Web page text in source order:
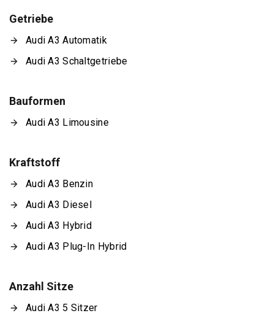
Getriebe
Audi A3 Automatik
Audi A3 Schaltgetriebe
Bauformen
Audi A3 Limousine
Kraftstoff
Audi A3 Benzin
Audi A3 Diesel
Audi A3 Hybrid
Audi A3 Plug-In Hybrid
Anzahl Sitze
Audi A3 5 Sitzer